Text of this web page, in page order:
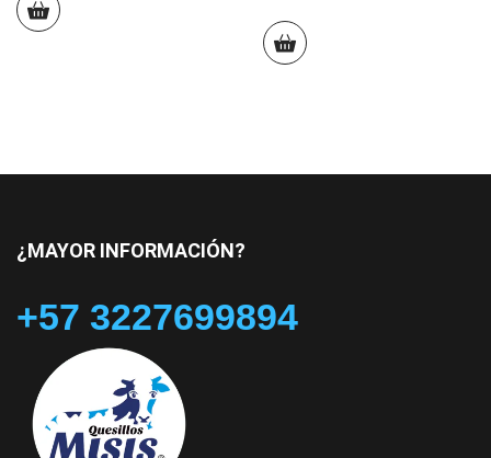
¿MAYOR INFORMACIÓN?
+57 3227699894